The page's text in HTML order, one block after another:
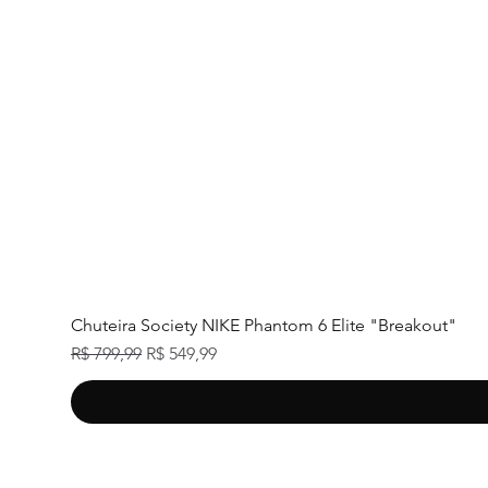
Chuteira Society NIKE Phantom 6 Elite "Breakout"
Preço normal
R$ 799,99 Preço promocional
R$ 549,99